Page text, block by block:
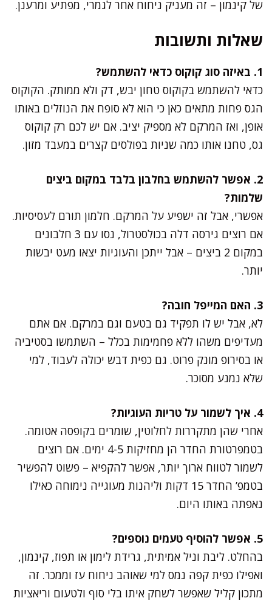
של קינמון – זה מעניק ניחוח אחר לגמרי, מפתיע ומרענן.
שאלות ותשובות
1. באיזה סוג קוקוס כדאי להשתמש?
כדאי להשתמש בקוקוס טחון יבש, דק ולא ממותק. הקוקוס
הגס פחות מתאים כאן כי הוא לא סופח את הנוזלים באותו
אופן, ואז המרקם לא מספיק יציב. אם יש לכם רק קוקוס
גס, טחנו אותו כמה שניות בפולסים קצרים במעבד מזון.
2. אפשר להשתמש בחלבון בלבד במקום ביצים
שלמות?
אפשרי, אבל זה ישפיע על המרקם. חלמון תורם לעסיסיות.
אם רוצים גירסה דלה בכולסטרול, נסו עם 3 חלבונים
במקום 2 ביצים – אבל ייתכן והעוגיות יצאו מעט יבשות
יותר.
3. האם המייפל חובה?
לא, אבל יש לו תפקיד גם בטעם וגם במרקם. אם אתם
מעדיפים משהו ללא פחמימות בכלל – השתמשו בסטיביה
או בסירופ מונק פרוט. גם כפית דבש יכולה לעבוד, למי
שלא נמנע מסוכר.
4. איך לשמור על טריות העוגיות?
אחרי שהן מתקררות לחלוטין, שומרים בקופסה אטומה.
בטמפרטורת החדר הן מחזיקות 4-5 ימים. אם רוצים
לשמור לטווח ארוך יותר, אפשר להקפיא – פשוט להפשיר
בטמפ’ החדר 15 דקות וליהנות מעוגייה נימוחה כאילו
נאפתה באותו היום.
5. אפשר להוסיף טעמים נוספים?
בהחלט. ליבת וניל אמיתית, גרידת לימון או תפוז, קינמון,
ואפילו כפית קפה נמס למי שאוהב ניחוח עז וממכר. זה
מתכון קליל שאפשר לשחק איתו בלי סוף ולטעום וריאציות